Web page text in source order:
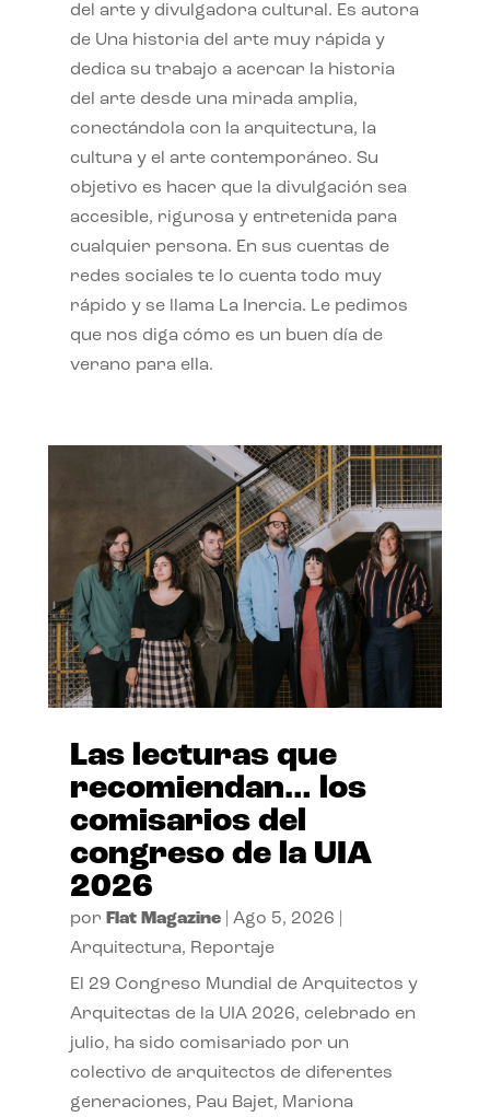
del arte y divulgadora cultural. Es autora
de Una historia del arte muy rápida y
dedica su trabajo a acercar la historia
del arte desde una mirada amplia,
conectándola con la arquitectura, la
cultura y el arte contemporáneo. Su
objetivo es hacer que la divulgación sea
accesible, rigurosa y entretenida para
cualquier persona. En sus cuentas de
redes sociales te lo cuenta todo muy
rápido y se llama La Inercia. Le pedimos
que nos diga cómo es un buen día de
verano para ella.
Las lecturas que
recomiendan… los
comisarios del
congreso de la UIA
2026
por Flat Magazine| Ago 5, 2026
Arquitectura, Reportaje
El 29 Congreso Mundial de Arquitectos y
Arquitectas de la UIA 2026, celebrado en
julio, ha sido comisariado por un
colectivo de arquitectos de diferentes
generaciones, Pau Bajet, Mariona